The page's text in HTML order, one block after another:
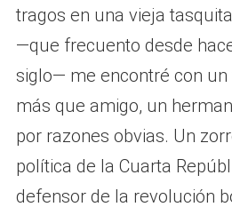
tragos en una vieja
—que frecuento desde
siglo— me encontré con un
más que amigo, un
por razones obvias. Un
política de la Cuarta
defensor de la revolución